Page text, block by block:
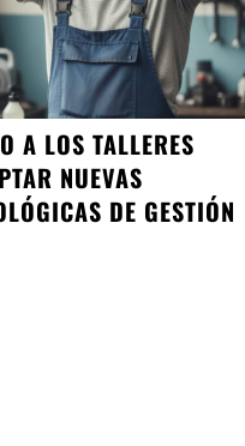
A LOS TALLERES
NUEVAS
DE GESTIÓN